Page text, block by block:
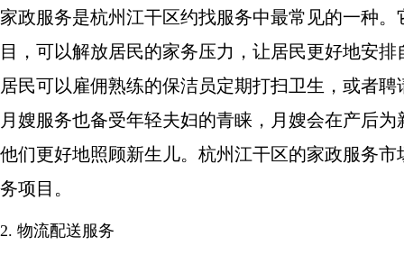
家政服务是杭州江干区约找服务中最常见的一种
目，可以解放居民的家务压力，让居民更好地安
居民可以雇佣熟练的保洁员定期打扫卫生，或者
月嫂服务也备受年轻夫妇的青睐，月嫂会在产后
他们更好地照顾新生儿。杭州江干区的家政服务
务项目。
2. 物流配送服务